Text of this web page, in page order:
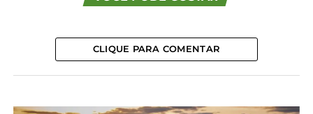
(24) pode superar os 100 mm em áreas do Rio
esperado deve ocorrer quando do deslocamento
da frente fria do sul do Rio Grande do Sul para o
norte do Estado. Novos transtornos, portanto, são
prevista.
CLIQUE PARA COMENTAR